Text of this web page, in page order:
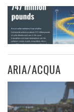
ARIA/ACQUA